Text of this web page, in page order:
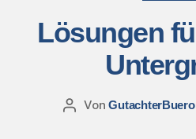
Lösungen
VonGutachterBuero